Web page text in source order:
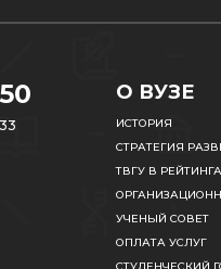
О ВУЗЕ
ИСТОРИЯ
СТРАТЕГИЯ
ТВГУ В
УЧЕНЫЙ СОВЕТ
ОПЛАТА УСЛУГ